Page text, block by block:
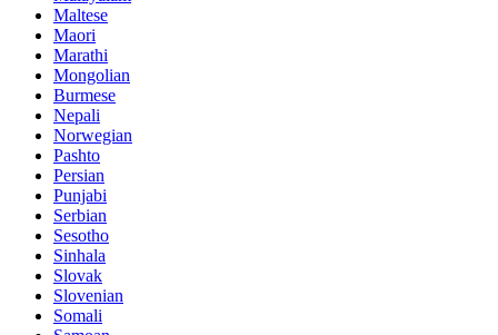
Maltese
Maori
Marathi
Mongolian
Burmese
Nepali
Norwegian
Pashto
Persian
Punjabi
Serbian
Sesotho
Sinhala
Slovak
Slovenian
Somali